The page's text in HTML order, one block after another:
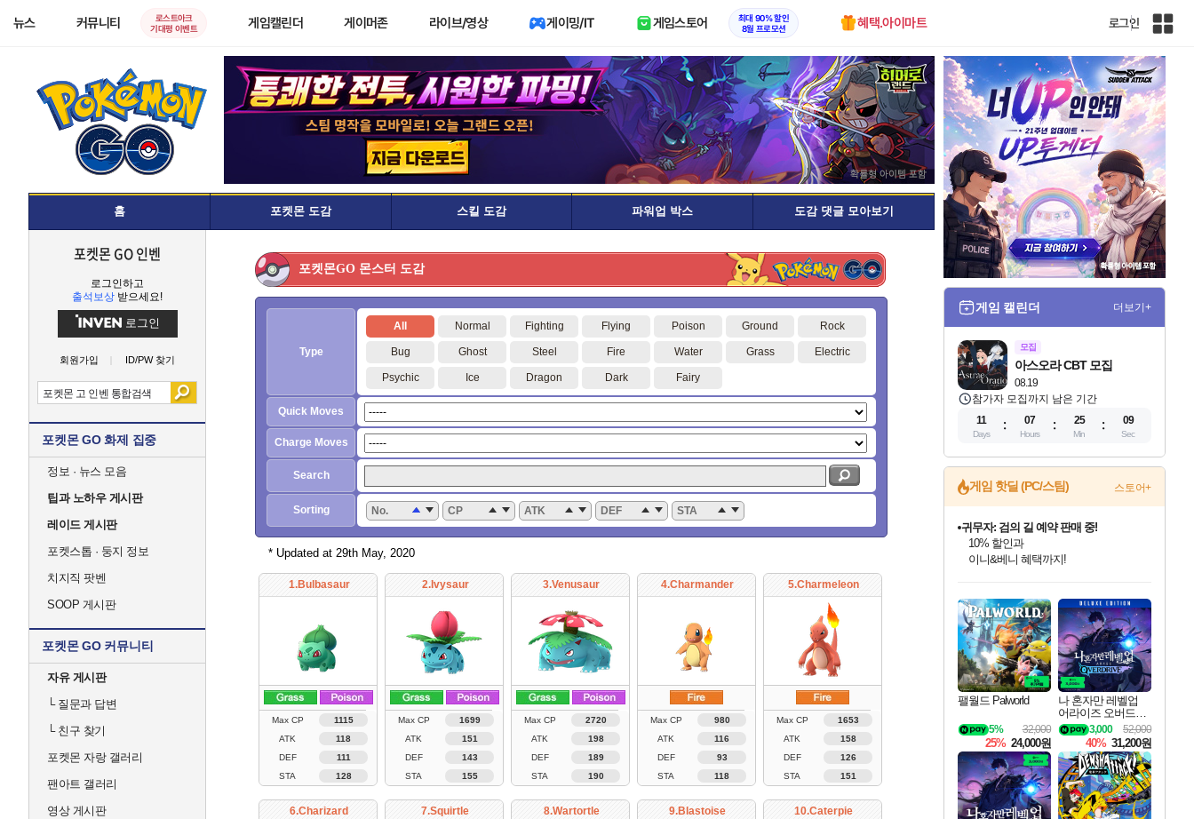
뉴스 커뮤니티
로스트아크
기대평 이벤트
게임캘린더 게이머존 라이브/영상 게이밍/IT 게임스토어
최대 90% 할인
8월 프로모션
혜택.아이마트 로그인
인
전
사
이
트
홈 포켓몬 도감 스킬 도감 파워업 박스 도감 댓글 모아보기
포켓몬 GO 인벤
로그인하고
출석보상 받으세요!
로그인
회원가입 ID/PW 찾기
포켓몬 GO 화제 집중
정보 · 뉴스 모음
팁과 노하우 게시판
레이드 게시판
포켓스톱 · 둥지 정보
치지직 팟벤
SOOP 게시판
포켓몬 GO 커뮤니티
자유 게시판
└질문과 답변
└친구 찾기
포켓몬 자랑 갤러리
팬아트 갤러리
영상 게시판
포켓몬GO 몬스터 도감
Type
All Normal Fighting Flying Poison Ground Rock
Bug Ghost Steel Fire Water Grass Electric
Psychic Ice Dragon Dark Fairy
Quick Moves
Charge Moves
Search
Sorting No. CP ATK DEF STA
* Updated at 29th May, 2020
1.Bulbasaur
Max CP
1115
ATK
118
DEF
111
STA
128
2.Ivysaur
Max CP
1699
ATK
151
DEF
143
STA
155
3.Venusaur
Max CP
2720
ATK
198
DEF
189
STA
190
4.Charmander
Max CP
980
ATK
116
DEF
93
STA
118
5.Charmeleon
Max CP
1653
ATK
158
DEF
126
STA
151
6.Charizard 7.Squirtle 8.Wartortle 9.Blastoise 10.Caterpie
게임 캘린더 더보기+
모집
08.19
아스오라 CBT 모집
참가자 모집까지 남은 기간
11
Days
07
Hours
25
Min
08
Sec
게임 핫딜 (PC/스팀) 스토어+
최대 90% 할인가를 만나보세요!
네이버혜택과 함께 만나보세요!
50%할인&추가 적립까지!
네이버 포인트 혜택까지!
귀무자: 검의 길 예약 판매 중!
10% 할인과
이니&베니 혜택까지!
네이버 혜택가와 함께 예약하세요!
할인&네이버혜택으로 만나보세요!
네이버페이 혜택과 만나보세요!
40주년 프로모션으로 만나보세요!
할인가에 만나보세요!
일부 에디션 상시 할인!
혜택으로 예약 판매 중
편안하게 충전하세요
팰월드 Palworld
32,000
5%
25% 24,000원
나 혼자만 레벨업
어라이즈 오버드라
이브 디럭스 에디션
Solo Leveling Arise
Overdrive Deluxe Edi
tion
52,000
3,000
40% 31,200원